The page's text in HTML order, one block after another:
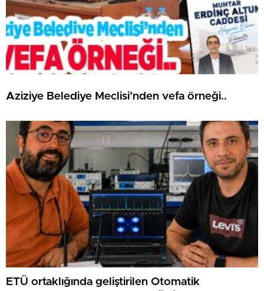
Aziziye Belediye Meclisi’nden vefa örneği..
ETÜ ortaklığında geliştirilen Otomatik